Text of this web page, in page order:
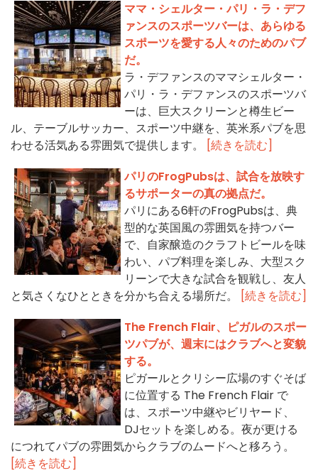
ママ・シェルター・パリ・ラ・デフ
ァンスのスポーツバーは、あらゆる
スポーツを愛する人々のためのパブ
だ。
ラ・デファンスのママシェルター・
パリ・ラ・デファンスのスポーツバ
ーは、巨大スクリーンと樽生ビー
ル、テーブルサッカー、スポーツ中継を、英米系パブを思
わせる活気ある雰囲気で提供します。
[続きを読む]
パリのFrogPubsは、試合を放映す
るサポーターの真の拠点だ。
パリにある6軒のFrogPubsは、典
型的な英国風の雰囲気を持つバー
で、自家醸造のクラフトビールを味
わい、パブ料理を楽しみ、大型スク
リーンで大きな試合を観戦し、友人
と気さくなひとときを分かち合える場所だ。
[続きを読む]
The French Flair、ピガルのスポー
ツパブが、週末にはクラブへと変貌
する。
ピガールとクリシー広場のすぐそば
に位置する The French Flair で
は、スポーツ中継やビリヤード、
DJセットを楽しめる。夜が更ける
につれてパブの雰囲気からクラブのムードへと移ろう。
[続きを読む]